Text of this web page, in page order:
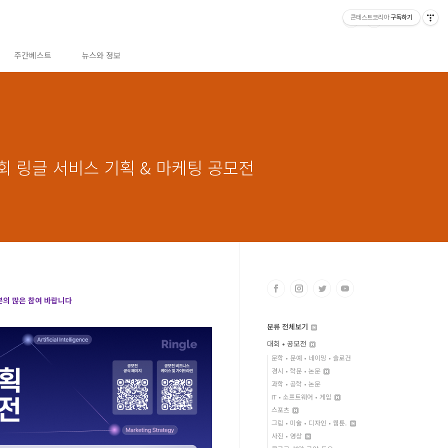
주간베스트 뉴스와 정보
링글 서비스 기획 & 마케팅 공모전
의 많은 참여 바랍니다
분류 전체보기
대회 • 공모전
문학 • 문예 • 네이밍 • 슬로건
경시 • 학문 • 논문
과학 • 공학 • 논문
IT • 소프트웨어 • 게임
스포츠
그림 • 미술 • 디자인 • 웹툰.
사진 • 영상
콘테스트코리아 구독하기